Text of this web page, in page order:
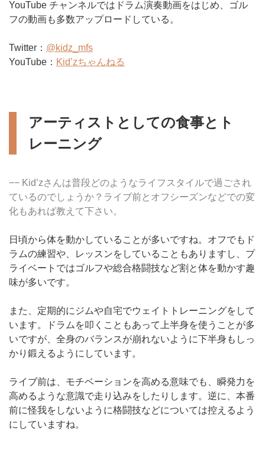
YouTube チャンネルではドラム演奏動画をはじめ、ゴル
フの動画も多数アップロードしている。
Twitter： @kidz_mfs
YouTube： Kid’zちゃんねる
アーティストとしての食事とト
レーニング
−− Kid’zさんは普段どのようなライフスタイルで過ごされ
ているのでしょうか？ライブ前とオフシーズンなどでの変
化もあれば教えて下さい。
日頃から体を動かしていることが多いですね。オフでもド
ラムの練習や、レッスンをしていることもありますし、プ
ライベートではゴルフや総合格闘技など割と体を動かす趣
味が多いです。
また、定期的にジムや自宅でウェイトトレーニングをして
います。ドラムを叩くこともあって上半身を使うことが多
いですが、全身のバランスが崩れないように下半身もしっ
かり鍛えるようにしています。
ライブ前は、モチベーションを高める意味でも、瞬発力を
高めるような意識で走り込みをしたりします。逆に、本番
前に怪我をしないように格闘技などについては控えるよう
にしていますね。